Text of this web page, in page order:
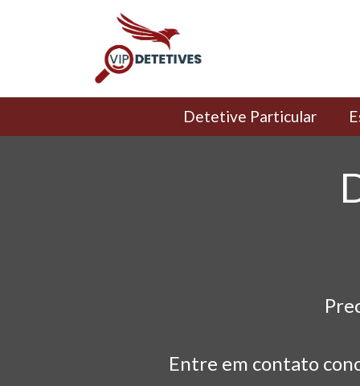
Detetive Particular
Entre em contato